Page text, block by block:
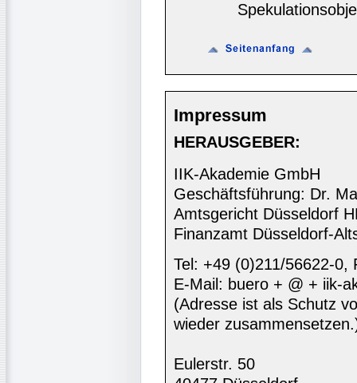
Impressum
HERAUSGEBER:
IIK-Akademie GmbH
Geschäftsführung: Dr.
Amtsgericht Düsseldorf
Finanzamt Düsseldorf-
Tel: +49 (0)211/56622-0,
E-Mail: buero + @ + iik-
(Adresse ist als Schutz
wieder
Eulerstr. 50